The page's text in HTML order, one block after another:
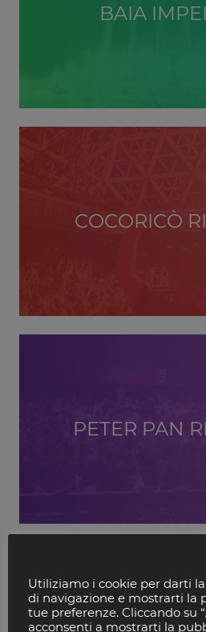
BAIA
COCORICÒ
PETER PAN
Utiliziamo i cookie per darti
di navigazione e mostrarti la
tue preferenze. Cliccando su
acconsenti a mostrarti la